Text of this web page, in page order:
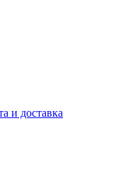
и доставка